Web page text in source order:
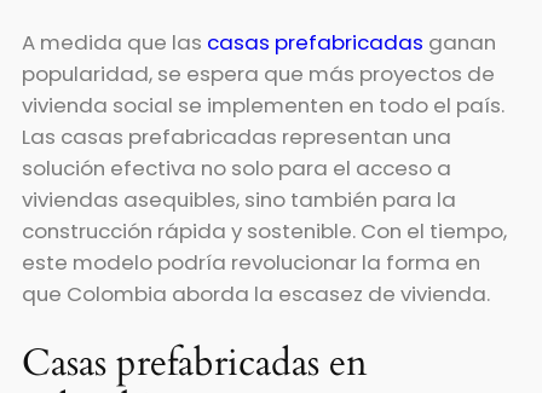
A medida que las casas prefabricadas ganan
popularidad, se espera que más proyectos de
vivienda social se implementen en todo el país.
Las casas prefabricadas representan una
solución efectiva no solo para el acceso a
viviendas asequibles, sino también para la
construcción rápida y sostenible. Con el tiempo,
este modelo podría revolucionar la forma en
que Colombia aborda la escasez de vivienda.
Casas prefabricadas en